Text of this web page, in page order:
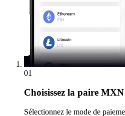
01
Choisissez la paire
Sélectionnez le mode de